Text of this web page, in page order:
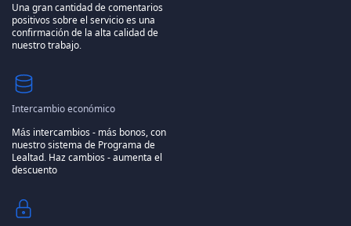
Una gran cantidad de comentarios
positivos sobre el servicio es una
confirmación de la alta calidad de
nuestro trabajo.
Intercambio económico
Más intercambios - más bonos, con
nuestro sistema de Programa de
Lealtad. Haz cambios - aumenta el
descuento